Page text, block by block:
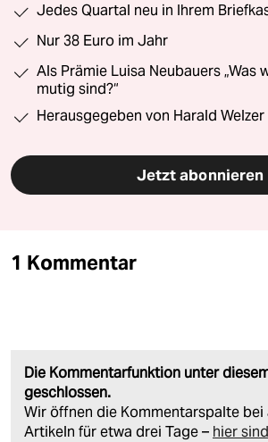
Jedes Quartal neu in Ihrem
Nur 38 Euro im Jahr
Als Prämie Luisa Neubauers „Was
mutig sind?“
Herausgegeben von Harald Welzer
Jetzt abonnieren
1 Kommentar
Die Kommentarfunktion unter
geschlossen.
Wir öffnen die Kommentarspalte bei
Artikeln für etwa drei Tage – hier